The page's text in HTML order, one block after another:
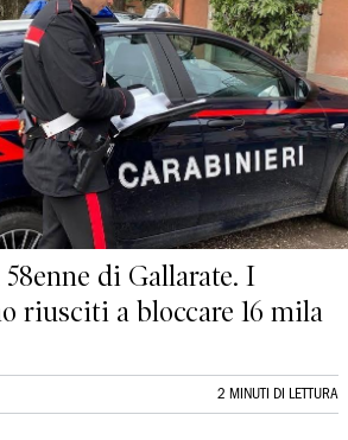
di Gallarate. I
riusciti a bloccare 16 mila
2 MINUTI DI LETTURA